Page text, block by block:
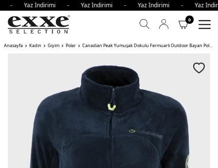
- Yaz İndirimi - Yaz İndirimi - Yaz İndirimi -
0
Anasayfa Kadın Giyim Polar Canadian Peak Yumuşak Dokulu Fermuarlı Outdoor Bayan Polar UDILAS